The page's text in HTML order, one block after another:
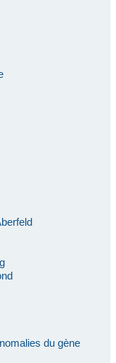
du gène